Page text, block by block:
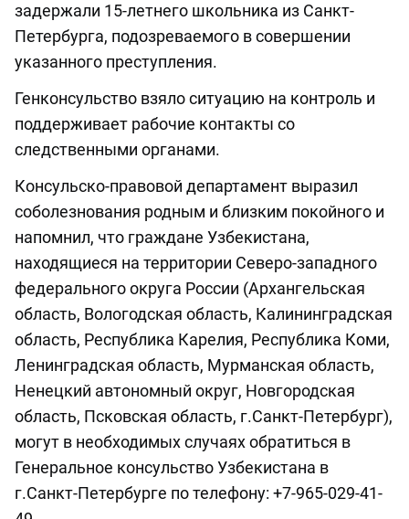
задержали 15-летнего школьника из Санкт-
Петербурга, подозреваемого в совершении
указанного преступления.
Генконсульство взяло ситуацию на контроль и
поддерживает рабочие контакты со
следственными органами.
Консульско-правовой департамент выразил
соболезнования родным и близким покойного и
напомнил, что граждане Узбекистана,
находящиеся на территории Северо-западного
федерального округа России (Архангельская
область, Вологодская область, Калининградская
область, Республика Карелия, Республика Коми,
Ленинградская область, Мурманская область,
Ненецкий автономный округ, Новгородская
область, Псковская область, г.Санкт-Петербург),
могут в необходимых случаях обратиться в
Генеральное консульство Узбекистана в
г.Санкт-Петербурге по телефону: +7-965-029-41-